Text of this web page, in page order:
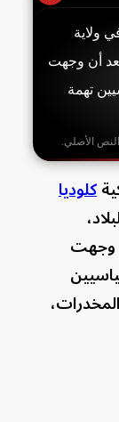
ولاية
بعد أن وجهت
إلى جانب 8 سياسيين تهمة
الأصلي.
كلوديا
وجهت
إليهما، إلى جانب 8 سياسيين